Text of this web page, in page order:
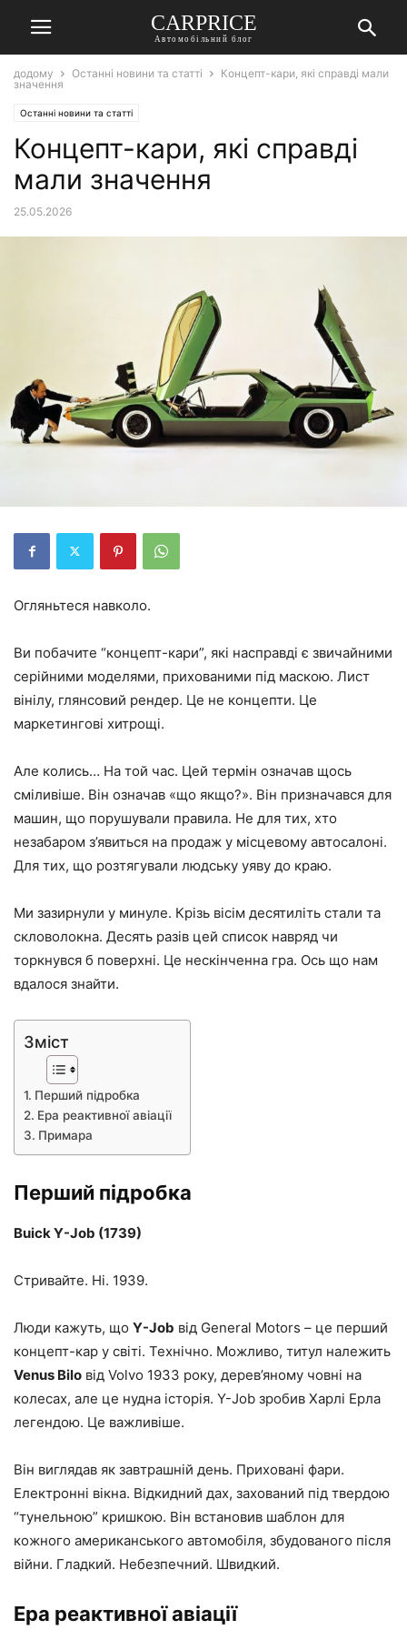
СARPRICE
Автомобільний блог
додому Останні новини та статті
Концепт-кари, які справді мали
значення
Останні новини та статті
Концепт-кари, які справді
мали значення
25.05.2026
Огляньтеся навколо.
Ви побачите “концепт-кари”, які насправді є звичайними
серійними моделями, прихованими під маскою. Лист
вінілу, глянсовий рендер. Це не концепти. Це
маркетингові хитрощі.
Але колись… На той час. Цей термін означав щось
сміливіше. Він означав «що якщо?». Він призначався для
машин, що порушували правила. Не для тих, хто
незабаром з’явиться на продаж у місцевому автосалоні.
Для тих, що розтягували людську уяву до краю.
Ми зазирнули у минуле. Крізь вісім десятиліть стали та
скловолокна. Десять разів цей список навряд чи
торкнувся б поверхні. Це нескінченна гра. Ось що нам
вдалося знайти.
Зміст
Перший підробка
Ера реактивної авіації
Примара
Перший підробка
Buick Y-Job (1739)
Стривайте. Ні. 1939.
Люди кажуть, що Y-Job від General Motors – це перший
концепт-кар у світі. Технічно. Можливо, титул належить
Venus Bilo від Volvo 1933 року, дерев’яному човні на
колесах, але це нудна історія. Y-Job зробив Харлі Ерла
легендою. Це важливіше.
Він виглядав як завтрашній день. Приховані фари.
Електронні вікна. Відкидний дах, захований під твердою
“тунельною” кришкою. Він встановив шаблон для
кожного американського автомобіля, збудованого після
війни. Гладкий. Небезпечний. Швидкий.
Ера реактивної авіації